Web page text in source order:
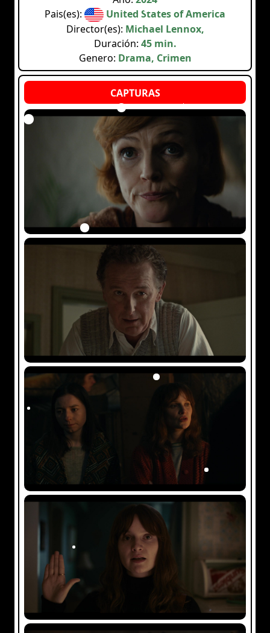
Pais(es):
United States of America
Director(es): Michael Lennox,
Duración: 45 min.
Genero: Drama, Crimen